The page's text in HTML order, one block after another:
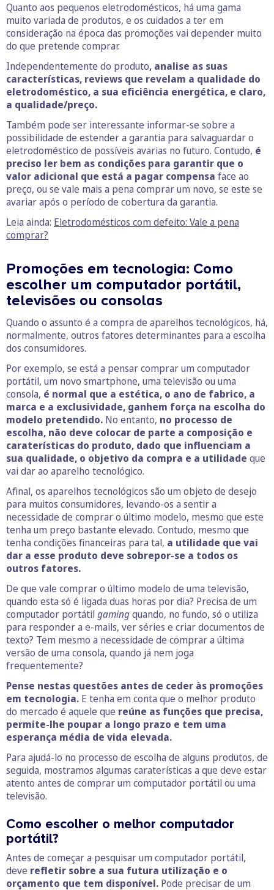
Quanto aos pequenos eletrodomésticos, há uma gama
muito variada de produtos, e os cuidados a ter em
consideração na época das promoções vai depender muito
do que pretende comprar.
Independentemente do produto, analise as suas
características, reviews que revelam a qualidade do
eletrodoméstico, a sua eficiência energética, e claro,
a qualidade/preço.
Também pode ser interessante informar-se sobre a
possibilidade de estender a garantia para salvaguardar o
eletrodoméstico de possíveis avarias no futuro. Contudo, é
preciso ler bem as condições para garantir que o
valor adicional que está a pagar compensa face ao
preço, ou se vale mais a pena comprar um novo, se este se
avariar após o período de cobertura da garantia.
Leia ainda: Eletrodomésticos com defeito: Vale a pena
comprar?
Promoções em tecnologia: Como
escolher um computador portátil,
televisões ou consolas
Quando o assunto é a compra de aparelhos tecnológicos, há,
normalmente, outros fatores determinantes para a escolha
dos consumidores.
Por exemplo, se está a pensar comprar um computador
portátil, um novo smartphone, uma televisão ou uma
consola, é normal que a estética, o ano de fabrico, a
marca e a exclusividade, ganhem força na escolha do
modelo pretendido. No entanto, no processo de
escolha, não deve colocar de parte a composição e
caraterísticas do produto, dado que influenciam a
sua qualidade, o objetivo da compra e a utilidade que
vai dar ao aparelho tecnológico.
Afinal, os aparelhos tecnológicos são um objeto de desejo
para muitos consumidores, levando-os a sentir a
necessidade de comprar o último modelo, mesmo que este
tenha um preço bastante elevado. Contudo, mesmo que
tenha condições financeiras para tal, a utilidade que vai
dar a esse produto deve sobrepor-se a todos os
outros fatores.
De que vale comprar o último modelo de uma televisão,
quando esta só é ligada duas horas por dia? Precisa de um
computador portátil gamingquando, no fundo, só o utiliza
para responder a e-mails, ver séries e criar documentos de
texto? Tem mesmo a necessidade de comprar a última
versão de uma consola, quando já nem joga
frequentemente?
Pense nestas questões antes de ceder às promoções
em tecnologia. E tenha em conta que o melhor produto
do mercado é aquele que reúne as funções que precisa,
permite-lhe poupar a longo prazo e tem uma
esperança média de vida elevada.
Para ajudá-lo no processo de escolha de alguns produtos, de
seguida, mostramos algumas caraterísticas a que deve estar
atento antes de comprar um computador portátil ou uma
televisão.
Como escolher o melhor computador
portátil?
Antes de começar a pesquisar um computador portátil,
deve refletir sobre a sua futura utilização e o
orçamento que tem disponível. Pode precisar de um